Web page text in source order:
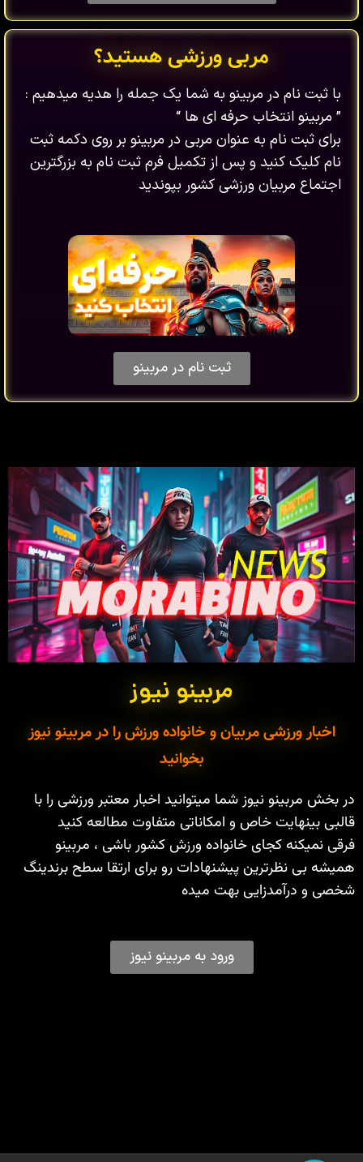
مربی ورزشی هستید؟
با ثبت نام در مربینو به شما یک جمله را هدیه میدهیم :
” مربینو انتخاب حرفه ای ها “
برای ثبت نام به عنوان مربی در مربینو بر روی دکمه ثبت
نام کلیک کنید و پس از تکمیل فرم ثبت نام به بزرگترین
اجتماع مربیان ورزشی کشور بپوندید
ثبت نام در مربینو
مربینو نیوز
اخبار ورزشی مربیان و خانواده ورزش را در مربینو نیوز
بخوانید
در بخش مربینو نیوز شما میتوانید اخبار معتبر ورزشی را با
قالبی بینهایت خاص و امکاناتی متفاوت مطالعه کنید
فرقی نمیکنه کجای خانواده ورزش کشور باشی ، مربینو
همیشه بی نظرترین پیشنهادات رو برای ارتقا سطح برندینگ
شخصی و درآمدزایی بهت میده
ورود به مربینو نیوز